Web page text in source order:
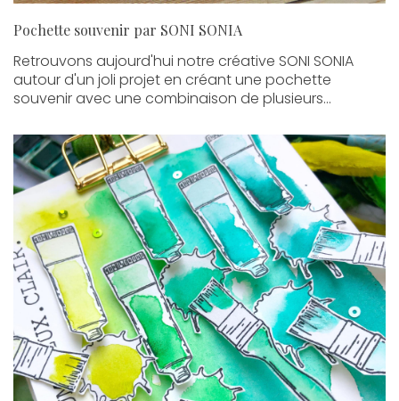
Pochette souvenir par SONI SONIA
Retrouvons aujourd'hui notre créative SONI SONIA
autour d'un joli projet en créant une pochette
souvenir avec une combinaison de plusieurs...